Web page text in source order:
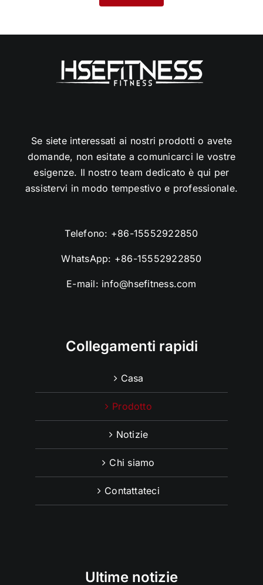
Se siete interessati ai nostri prodotti o avete
domande, non esitate a comunicarci le vostre
esigenze. Il nostro team dedicato è qui per
assistervi in modo tempestivo e professionale.
Telefono: +86-15552922850
WhatsApp: +86-15552922850
E-mail: info@hsefitness.com
Collegamenti rapidi
Casa
Prodotto
Notizie
Chi siamo
Contattateci
Ultime notizie